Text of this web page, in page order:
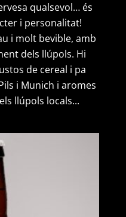
qualsevol… és
i personalitat!
i molt bevible, amb
dels llúpols. Hi
de cereal i pa
i Munich i aromes
llúpols locals...